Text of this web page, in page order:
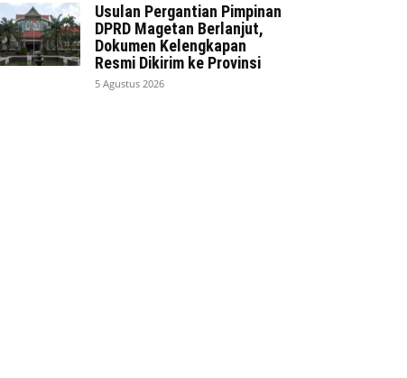
Usulan Pergantian Pimpinan
DPRD Magetan Berlanjut,
Dokumen Kelengkapan
Resmi Dikirim ke Provinsi
5 Agustus 2026